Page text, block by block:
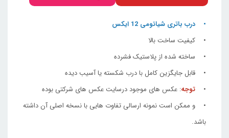
• درب باتری شیائومی 12 ایکس
• کیفیت ساخت بالا
• ساخته شده از پلاستیک فشرده
• قابل جایگزین کامل با درب شکسته یا آسیب دیده
• توجه: عکس های موجود درسایت عکس های شرکتی بوده
• و ممکن است نمونه ارسالی تفاوت هایی با نسخه اصلی آن داشته
باشد.